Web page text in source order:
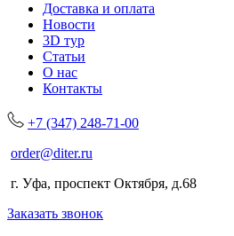
Доставка и оплата
Новости
3D тур
Статьи
О нас
Контакты
+7 (347) 248-71-00
order@diter.ru
г. Уфа, проспект Октября, д.68
Заказать звонок